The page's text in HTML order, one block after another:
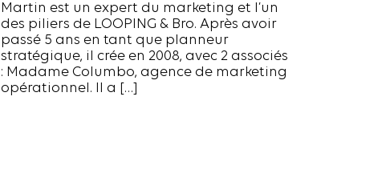
Martin est un expert du marketing et l’un
des piliers de LOOPING & Bro. Après avoir
passé 5 ans en tant que planneur
stratégique, il crée en 2008, avec 2 associés
: Madame Columbo, agence de marketing
opérationnel. Il a […]